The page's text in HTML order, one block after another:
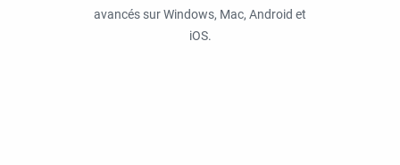
avancés sur Windows, Mac, Android et
iOS.